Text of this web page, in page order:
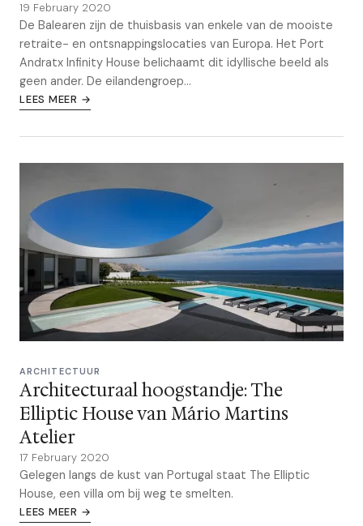
19 February 2020
De Balearen zijn de thuisbasis van enkele van de mooiste
retraite- en ontsnappingslocaties van Europa. Het Port
Andratx Infinity House belichaamt dit idyllische beeld als
geen ander. De eilandengroep...
LEES MEER →
ARCHITECTUUR
Architecturaal hoogstandje: The
Elliptic House van Mário Martins
Atelier
17 February 2020
Gelegen langs de kust van Portugal staat The Elliptic
House, een villa om bij weg te smelten.
LEES MEER →